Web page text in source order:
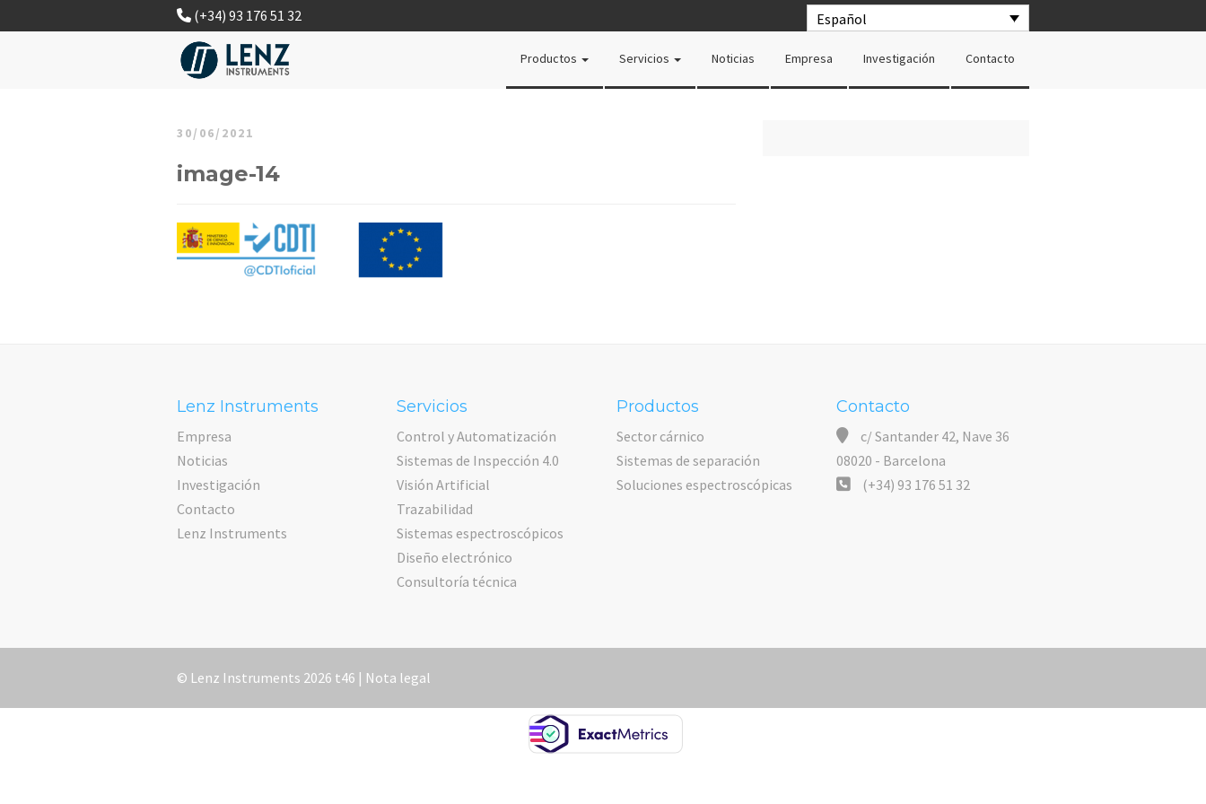
Español
(+34) 93 176 51 32
Productos Servicios Noticias Empresa Investigación Contacto
30/06/2021
image-14
Lenz Instruments
Empresa
Noticias
Investigación
Contacto
Lenz Instruments
Servicios
Control y Automatización
Sistemas de Inspección 4.0
Visión Artificial
Trazabilidad
Sistemas espectroscópicos
Diseño electrónico
Consultoría técnica
Productos
Sector cárnico
Sistemas de separación
Soluciones espectroscópicas
Contacto
c/ Santander 42, Nave 36
08020 - Barcelona
(+34) 93 176 51 32
© Lenz Instruments 2026 t46 | Nota legal